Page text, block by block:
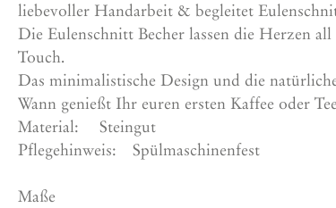
liebevoller Handarbeit & begleitet
Die Eulenschnitt Becher lassen die Herzen
Touch.
Das minimalistische Design und die
Wann genießt Ihr euren ersten Kaffee oder
Material: Steingut
Pflegehinweis: Spülmaschinenfest
Maße